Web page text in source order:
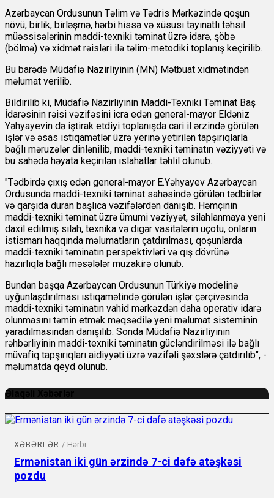
Azərbaycan Ordusunun Təlim və Tədris Mərkəzində qoşun
növü, birlik, birləşmə, hərbi hissə və xüsusi təyinatlı təhsil
müəssisələrinin maddi-texniki təminat üzrə idarə, şöbə
(bölmə) və xidmət rəisləri ilə təlim-metodiki toplanış keçirilib.
Bu barədə Müdafiə Nazirliyinin (MN) Mətbuat xidmətindən
məlumat verilib.
Bildirilib ki, Müdafiə Nazirliyinin Maddi-Texniki Təminat Baş
İdarəsinin rəisi vəzifəsini icra edən general-mayor Eldəniz
Yəhyayevin də iştirak etdiyi toplanışda cari il ərzində görülən
işlər və əsas istiqamətlər üzrə yerinə yetirilən tapşırıqlarla
bağlı məruzələr dinlənilib, maddi-texniki təminatın vəziyyəti və
bu sahədə həyata keçirilən islahatlar təhlil olunub.
"Tədbirdə çıxış edən general-mayor E.Yəhyayev Azərbaycan
Ordusunda maddi-texniki təminat sahəsində görülən tədbirlər
və qarşıda duran başlıca vəzifələrdən danışıb. Həmçinin
maddi-texniki təminat üzrə ümumi vəziyyət, silahlanmaya yeni
daxil edilmiş silah, texnika və digər vasitələrin uçotu, onların
istismarı haqqında məlumatların çatdırılması, qoşunlarda
maddi-texniki təminatın perspektivləri və qış dövrünə
hazırlıqla bağlı məsələlər müzakirə olunub.
Bundan başqa Azərbaycan Ordusunun Türkiyə modelinə
uyğunlaşdırılması istiqamətində görülən işlər çərçivəsində
maddi-texniki təminatın vahid mərkəzdən daha operativ idarə
olunmasını təmin etmək məqsədilə yeni məlumat sisteminin
yaradılmasından danışılıb. Sonda Müdafiə Nazirliyinin
rəhbərliyinin maddi-texniki təminatın gücləndirilməsi ilə bağlı
müvafiq tapşırıqları aidiyyəti üzrə vəzifəli şəxslərə çatdırılıb", -
məlumatda qeyd olunub.
Əlaqəli Xəbərlər
XƏBƏRLƏR / Hərbi
Ermənistan iki gün ərzində 7-ci dəfə atəşkəsi
pozdu